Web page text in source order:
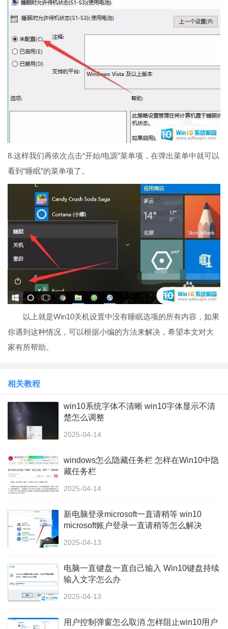
8.这样我们再依次点击“开始/电源”菜单项，在弹出菜单中就可以
看到“睡眠”的菜单项了。
以上就是Win10关机设置中没有睡眠选项的所有内容，如果
你遇到这种情况，可以根据小编的方法来解决，希望本文对大
家有所帮助。
相关教程
win10系统字体不清晰 win10字体显示不清
楚怎么调整
2025-04-14
windows怎么隐藏任务栏 怎样在Win10中隐
藏任务栏
2025-04-14
新电脑登录microsoft一直请稍等 win10
microsoft账户登录一直请稍等怎么解决
2025-04-13
电脑一直键盘一直自己输入 Win10键盘持续
输入文字怎么办
2025-04-13
用户控制弹窗怎么取消 怎样阻止win10用户